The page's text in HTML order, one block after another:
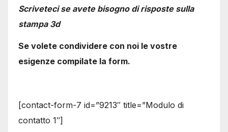
Scriveteci se avete bisogno di risposte sulla
stampa 3d
Se volete condividere con noi le vostre
esigenze compilate la form.
[contact-form-7 id=”9213″ title=”Modulo di
contatto 1″]